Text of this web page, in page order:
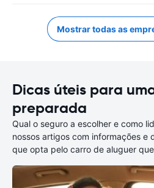
Mostrar todas as
Dicas úteis para
preparada
Qual o seguro a escolher e como
nossos artigos com informações e
que opta pelo carro de aluguer